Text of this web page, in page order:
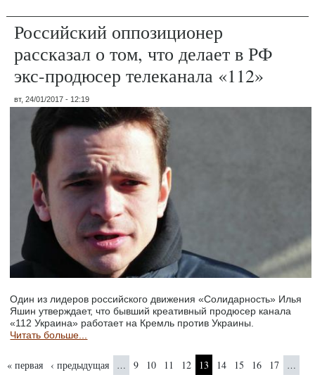
Российский оппозиционер
рассказал о том, что делает в РФ
экс-продюсер телеканала «112»
вт, 24/01/2017 - 12:19
Один из лидеров российского движения «Солидарность» Илья
Яшин утверждает, что бывший креативный продюсер канала
«112 Украина» работает на Кремль против Украины.
Читать больше...
Страницы
« первая ‹ предыдущая … 9 10 11 12 13 14 15 16 17 …